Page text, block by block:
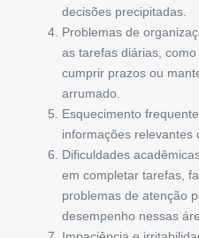
decisões precipitadas.
Problemas de
as tarefas diárias,
cumprir prazos ou
arrumado.
Esquecimento
informações relevantes
Dificuldades
em completar tarefas,
problemas de atenção
desempenho nessas